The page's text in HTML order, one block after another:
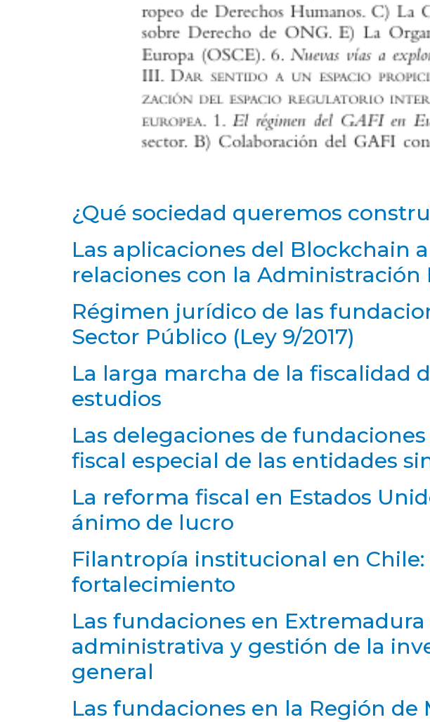
¿Qué sociedad queremos
Las aplicaciones del Blockchain
relaciones con la Administración
Régimen jurídico de las
Sector Público (Ley 9/2017)
La larga marcha de la fiscalidad
estudios
Las delegaciones de
fiscal especial de las entidades
La reforma fiscal en Estados
ánimo de lucro
Filantropía institucional en Chile:
fortalecimiento
Las fundaciones en
administrativa y gestión de la
general
Las fundaciones en la Región de